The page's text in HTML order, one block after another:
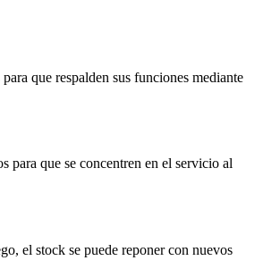
que respalden sus funciones mediante
para que se concentren en el servicio al
el stock se puede reponer con nuevos